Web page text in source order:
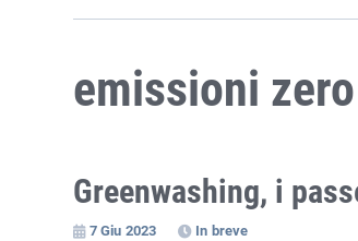
emissioni zero
Greenwashing, i
7 Giu 2023 In breve